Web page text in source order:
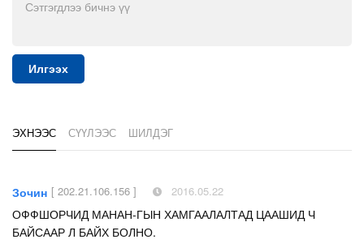
Илгээх
ЭХНЭЭС СҮҮЛЭЭС ШИЛДЭГ
Зочин [ 202.21.106.156 ] 2016.05.22
ОФФШОРЧИД МАНАН-ГЫН ХАМГААЛАЛТАД ЦААШИД Ч
БАЙСААР Л БАЙХ БОЛНО.